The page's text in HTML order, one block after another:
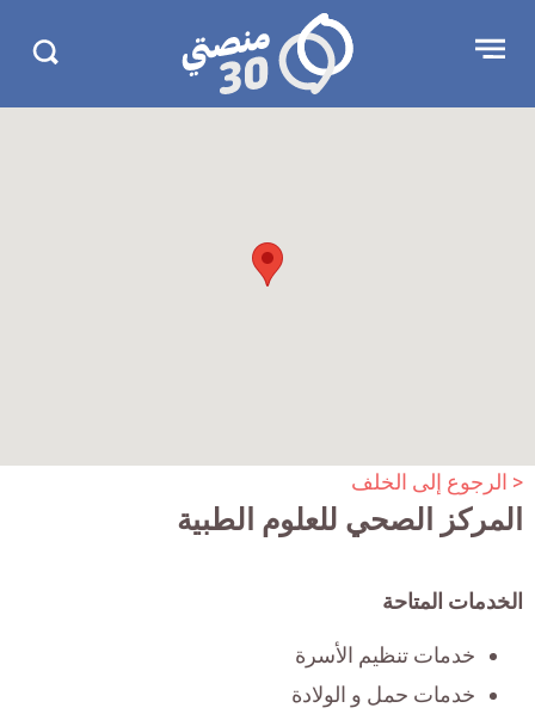
الإعلان
منصتي
30
< الرجوع إلى الخلف
المركز الصحي للعلوم الطبية
الخدمات المتاحة
خدمات تنظيم الأسرة
خدمات حمل و الولادة